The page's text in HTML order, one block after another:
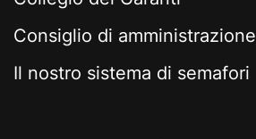
Consiglio di amministrazione
Il nostro sistema di semafori